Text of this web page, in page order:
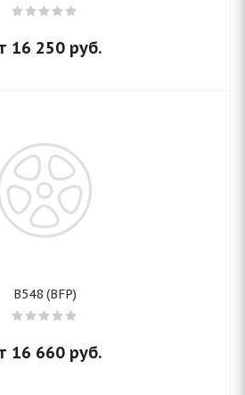
16 250 руб.
B548 (BFP)
16 660 руб.